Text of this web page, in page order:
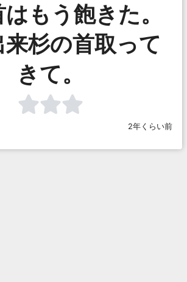
もう飽きた。
来杉の首取って
きて。
2年くらい前